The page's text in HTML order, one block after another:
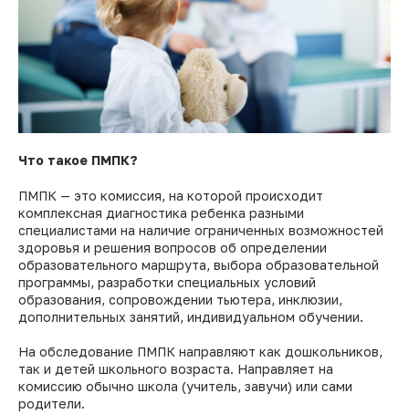
Что такое ПМПК?
ПМПК — это комиссия, на которой происходит
комплексная диагностика ребенка разными
специалистами на наличие ограниченных возможностей
здоровья и решения вопросов об определении
образовательного маршрута, выбора образовательной
программы, разработки специальных условий
образования, сопровождении тьютера, инклюзии,
дополнительных занятий, индивидуальном обучении.
На обследование ПМПК направляют как дошкольников,
так и детей школьного возраста. Направляет на
комиссию обычно школа (учитель, завучи) или сами
родители.